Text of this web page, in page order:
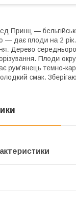
Принц —
— дає плоди на 2
Дерево
Плоди
рум'янець темно-
смак.